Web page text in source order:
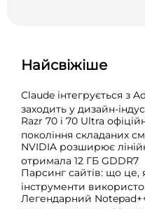
Найсвіжіше
Claude інтегрується з
заходить у дизайн-
Razr 70 і 70 Ultra
покоління складаних
NVIDIA розширює
отримала 12 ГБ GDDR7
Парсинг сайтів: що це,
інструменти
Легендарний